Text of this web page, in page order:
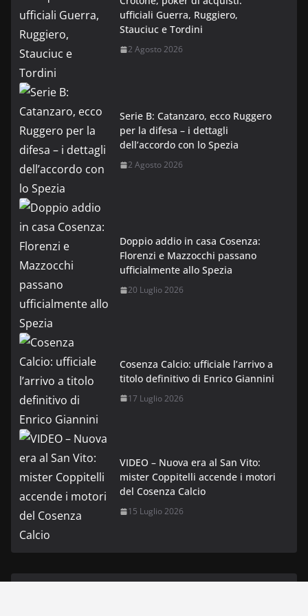
ufficiali Guerra, Ruggiero,
Stauciuc e Tordini
2 Agosto 2026
Serie B: Catanzaro, ecco Ruggero
per la difesa – i dettagli
dell’accordo con lo Spezia
2 Agosto 2026
Doppio addio in casa Cosenza:
Florenzi e Mazzocchi passano
ufficialmente allo Spezia
20 Luglio 2026
Cosenza Calcio: ufficiale l’arrivo a
titolo definitivo di Enrico Giannini
17 Luglio 2026
VIDEO – Nuova era al San Vito:
mister Coppitelli accende i motori
del Cosenza Calcio
15 Luglio 2026